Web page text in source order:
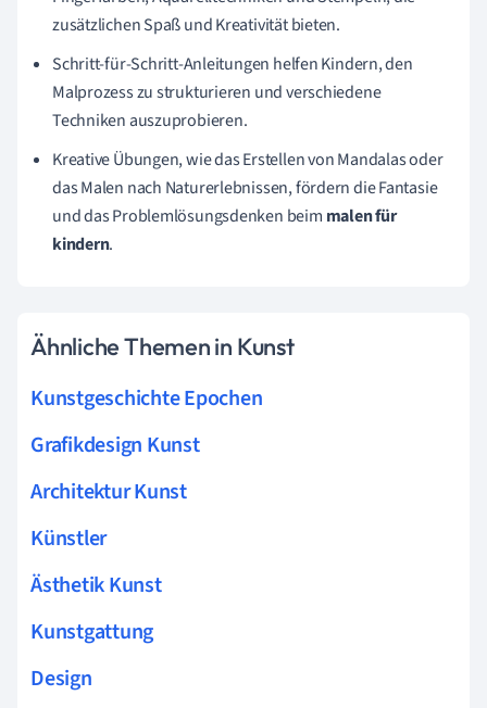
zusätzlichen Spaß und Kreativität bieten.
Schritt-für-Schritt-Anleitungen helfen Kindern, den
Malprozess zu strukturieren und verschiedene
Techniken auszuprobieren.
Kreative Übungen, wie das Erstellen von Mandalas oder
das Malen nach Naturerlebnissen, fördern die Fantasie
und das Problemlösungsdenken beim malen für
kindern.
Ähnliche Themen in Kunst
Kunstgeschichte Epochen
Grafikdesign Kunst
Architektur Kunst
Künstler
Ästhetik Kunst
Kunstgattung
Design